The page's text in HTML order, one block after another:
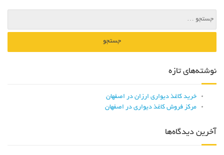
نوشته‌های تازه
خرید کاغذ دیواری ارزان در اصفهان
مرکز فروش کاغذ دیواری در اصفهان
آخرین دیدگاه‌ها